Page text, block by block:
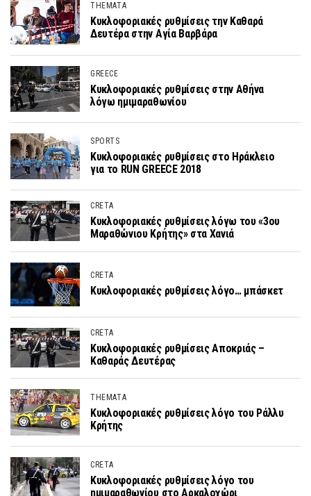
THEMATA
Κυκλοφοριακές ρυθμίσεις την Καθαρά
Δευτέρα στην Αγία Βαρβάρα
GREECE
Κυκλοφοριακές ρυθμίσεις στην Αθήνα
λόγω ημιμαραθωνίου
SPORTS
Κυκλοφοριακές ρυθμίσεις στο Ηράκλειο
για το RUN GREECE 2018
CRETA
Κυκλοφοριακές ρυθμίσεις λόγω του «3ου
Μαραθώνιου Κρήτης» στα Χανιά
CRETA
Κυκλοφοριακές ρυθμίσεις λόγο… μπάσκετ
CRETA
Κυκλοφοριακές ρυθμίσεις Αποκριάς –
Καθαράς Δευτέρας
THEMATA
Κυκλοφοριακές ρυθμίσεις λόγο του Ράλλυ
Κρήτης
CRETA
Κυκλοφοριακές ρυθμίσεις λόγο του
ημιμαραθωνίου στο Αρκαλοχώρι